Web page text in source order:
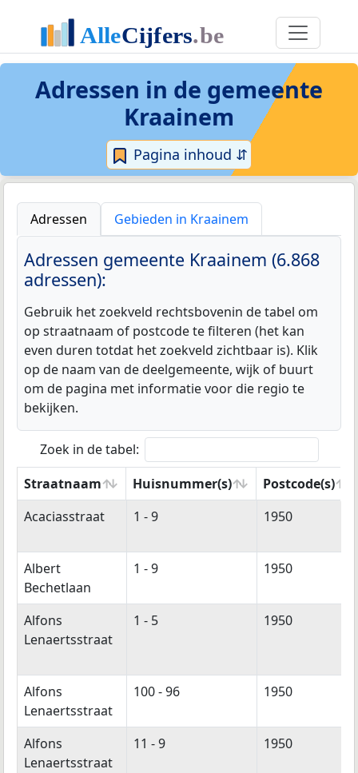
Adressen in de gemeente
Kraainem
Pagina inhoud ⇵
Adressen Gebieden in Kraainem
Adressen gemeente Kraainem (6.868
adressen):
Gebruik het zoekveld rechtsbovenin de tabel om
op straatnaam of postcode te filteren (het kan
even duren totdat het zoekveld zichtbaar is). Klik
op de naam van de deelgemeente, wijk of buurt
om de pagina met informatie voor die regio te
bekijken.
Zoek in de tabel:
Straatnaam
Huisnummer(s)
Postcode(s)
Straatnaam
Huisnummer(s) Postcode(s)
Acaciasstraat 1 - 9 1950
Albert
Bechetlaan
1 - 9 1950
Alfons
Lenaertsstraat
1 - 5 1950
Alfons
Lenaertsstraat
100 - 96 1950
Alfons
Lenaertsstraat
11 - 9 1950